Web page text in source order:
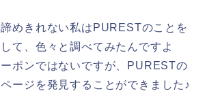
めきれない私はPURESTのことを
て、色々と調べてみたんですよ
ポンではないですが、PURESTの
ージを発見することができました♪